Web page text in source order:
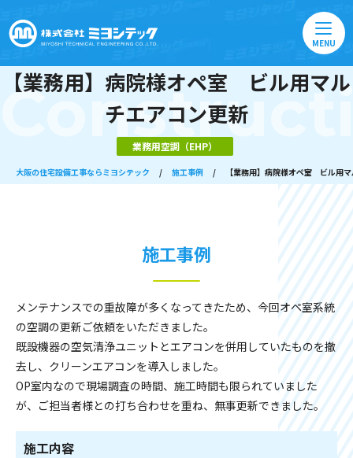
MENU
【業務用】病院様オペ室 ビル用マル
チエアコン更新
業務用空調（EHP）
大阪の住宅設備工事ならミヨシテック / 施工事例 / 【業務用】病院様オペ室 ビル用
施工事例
メンテナンスでの重故障が多くなってきたため、今回オペ室系統
の空調の更新ご依頼をいただきました。
既設機器の空気清浄ユニットとエアコンを併用していたものを撤
去し、クリーンエアコンを導入しました。
OP室内なので現場調査の時間、施工時間も限られていました
が、ご担当者様との打ち合わせを重ね、無事更新できました。
施工内容